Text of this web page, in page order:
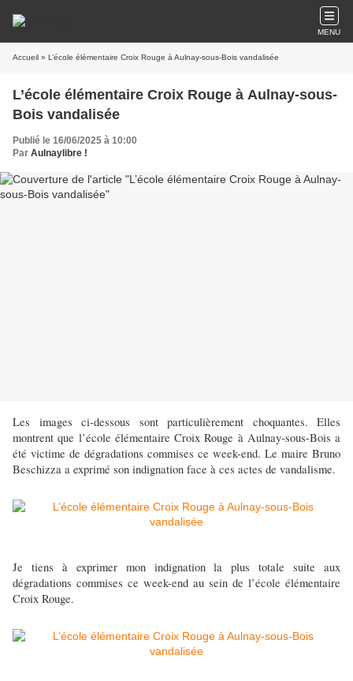
MENU
Accueil » L’école élémentaire Croix Rouge à Aulnay-sous-Bois vandalisée
L’école élémentaire Croix Rouge à Aulnay-sous-
Bois vandalisée
Publié le 16/06/2025 à 10:00
Par Aulnaylibre !
Les images ci-dessous sont particulièrement choquantes. Elles
montrent que l’école élémentaire Croix Rouge à Aulnay-sous-Bois a
été victime de dégradations commises ce week-end. Le maire Bruno
Beschizza a exprimé son indignation face à ces actes de vandalisme.
Je tiens à exprimer mon indignation la plus totale suite aux
dégradations commises ce week-end au sein de l’école élémentaire
Croix Rouge.